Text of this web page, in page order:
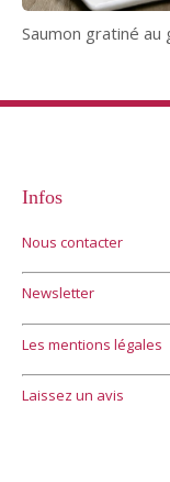
Infos
Nous contacter
Newsletter
Les mentions légales
Laissez un avis